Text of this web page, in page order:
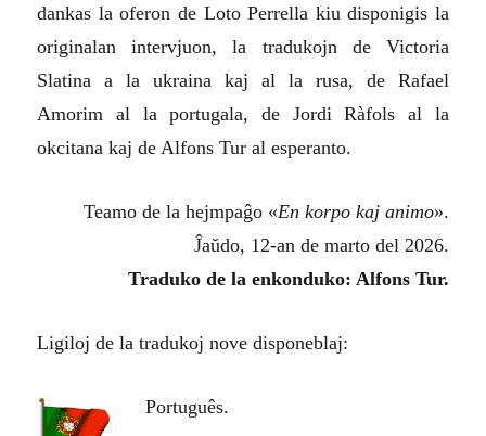
dankas la oferon de Loto Perrella kiu disponigis la
originalan intervjuon, la tradukojn de Victoria
Slatina a la ukraina kaj al la rusa, de Rafael
Amorim al la portugala, de Jordi Ràfols al la
okcitana kaj de Alfons Tur al esperanto.
Teamo de la hejmpaĝo «En korpo kaj animo».
Ĵaŭdo, 12-an de marto del 2026.
Traduko de la enkonduko: Alfons Tur.
Ligiloj de la tradukoj nove disponeblaj:
Português.